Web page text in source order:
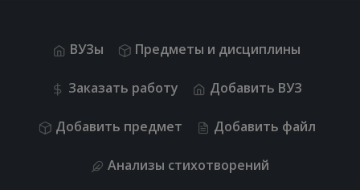
ВУЗы Предметы и дисциплины
Заказать работу Добавить ВУЗ
Добавить предмет Добавить файл
Анализы стихотворений